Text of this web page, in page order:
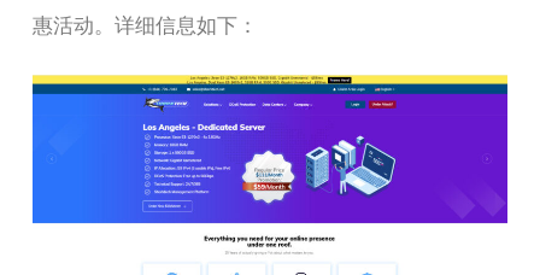
惠活动。详细信息如下：